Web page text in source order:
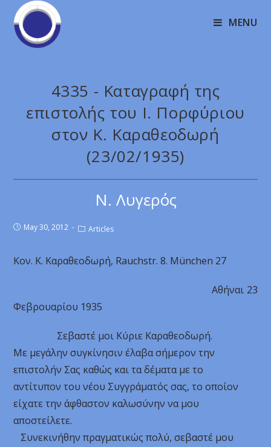
MENU
4335 - Καταγραφή της
επιστολής του Ι. Πορφύριου
στον Κ. Καραθεοδωρή
(23/02/1935)
Ν. Λυγερός
May 30, 2012 Articles
Κον. Κ. Καραθεοδωρή, Rauchstr. 8. München 27
Αθήναι 23
Φεβρουαρίου 1935
Σεβαστέ μοι Κύριε Καραθεοδωρή.
Με μεγάλην συγκίνησιν έλαβα σήμερον την
επιστολήν Σας καθώς και τα δέματα με το
αντίτυπον του νέου Συγγράματός σας, το οποίον
είχατε την άφθαστον καλωσύνην να μου
αποστείλετε.
Συνεκινήθην πραγματικώς πολύ, σεβαστέ μου